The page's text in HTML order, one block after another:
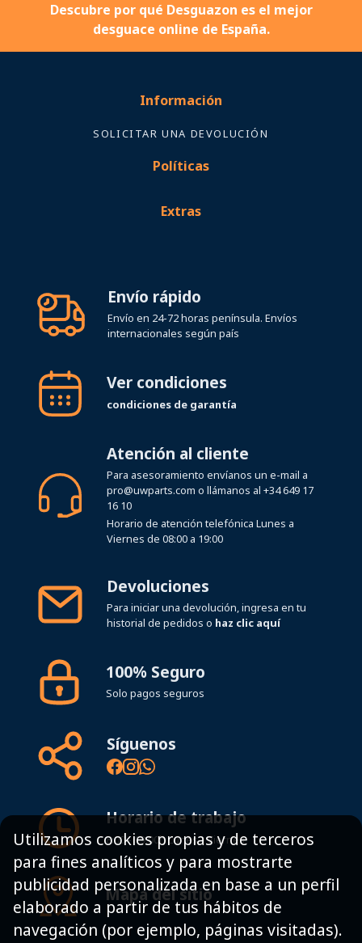
Descubre por qué Desguazon es el mejor
desguace online de España.
Información
SOLICITAR UNA DEVOLUCIÓN
Políticas
Extras
Envío rápido
Envío en 24-72 horas península. Envíos
internacionales según país
Ver condiciones
condiciones de garantía
Atención al cliente
Para asesoramiento envíanos un e-mail a
pro@uwparts.com o llámanos al +34 649 17
16 10
Horario de atención telefónica Lunes a
Viernes de 08:00 a 19:00
Devoluciones
Para iniciar una devolución, ingresa en tu
historial de pedidos o haz clic aquí
100% Seguro
Solo pagos seguros
Síguenos
Horario de trabajo
8:00 - 19:00h Lunes - Viernes
Mapa del sitio
Utilizamos cookies propias y de terceros
para fines analíticos y para mostrarte
publicidad personalizada en base a un perfil
elaborado a partir de tus hábitos de
navegación (por ejemplo, páginas visitadas).